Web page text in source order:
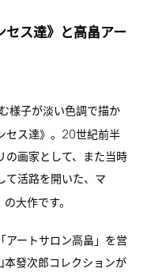
セス達》と高畠アー
様子が淡い色調で描か
ス達》。 20世紀前半
の画家として、また当時
て活路を開いた、マ
の大作です。
アートサロン高畠」を営
本發次郎コレクションが